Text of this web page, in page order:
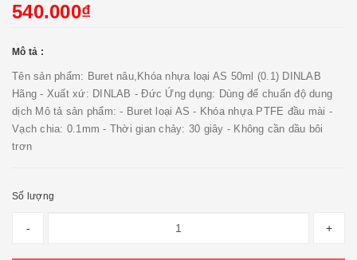
540.000₫
Mô tả :
Tên sản phẩm: Buret nâu,Khóa nhựa loại AS 50ml (0.1) DINLAB
Hãng - Xuất xứ: DINLAB - Đức Ứng dụng: Dùng để chuẩn độ dung
dịch Mô tả sản phẩm: - Buret loại AS - Khóa nhựa PTFE đầu mài -
Vạch chia: 0.1mm - Thời gian chảy: 30 giây - Không cần dầu bôi
trơn
Số lượng
- +